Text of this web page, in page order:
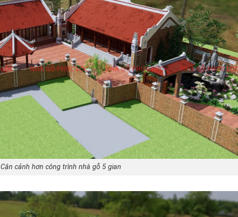
Cận cảnh hơn công trình nhà gỗ 5 gian